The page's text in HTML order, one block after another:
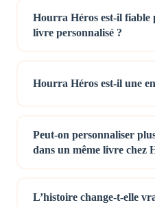
Hourra Héros est-il fiable
livre personnalisé ?
Hourra Héros est-il une
Peut-on personnaliser
dans un même livre chez
L’histoire change-t-elle